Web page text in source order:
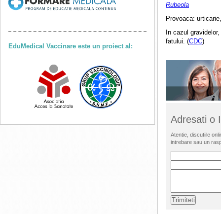
EduMedical Vaccinare este un proiect al:
Rubeola
Provoaca:
In cazul
fatului. (CDC)
Adresati o
Atentie, discutiile
intrebare sau un